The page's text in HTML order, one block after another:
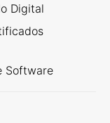
Digital
Software